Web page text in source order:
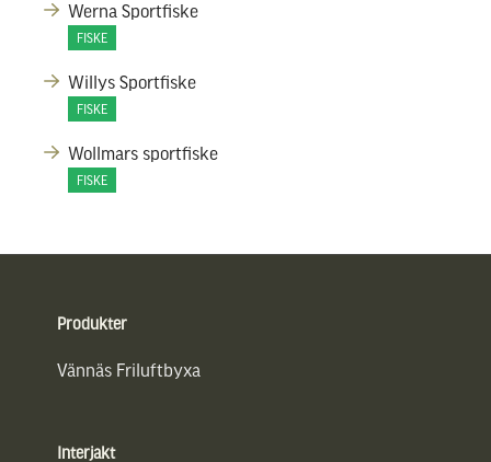
Werna Sportfiske
FISKE
Willys Sportfiske
FISKE
Wollmars sportfiske
FISKE
Produkter
Vännäs Friluftbyxa
Interjakt